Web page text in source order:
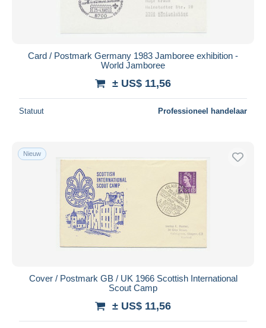
Card / Postmark Germany 1983 Jamboree exhibition -
World Jamboree
± US$ 11,56
Statuut Professioneel handelaar
Nieuw
Cover / Postmark GB / UK 1966 Scottish International
Scout Camp
± US$ 11,56